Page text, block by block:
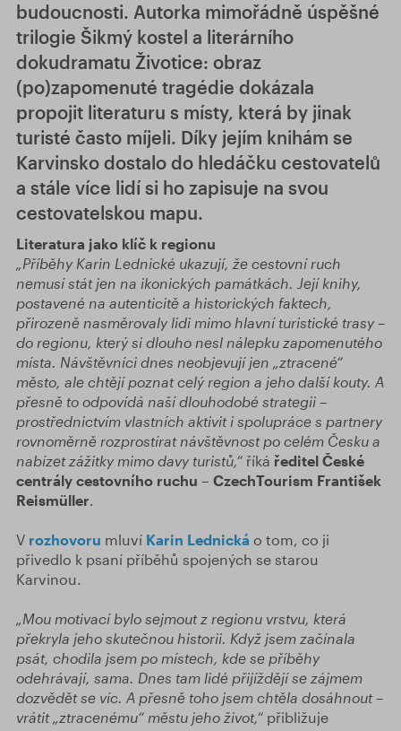
budoucnosti. Autorka mimořádně úspěšné
trilogie Šikmý kostel a literárního
dokudramatu Životice: obraz
(po)zapomenuté tragédie dokázala
propojit literaturu s místy, která by jinak
turisté často míjeli. Díky jejím knihám se
Karvinsko dostalo do hledáčku cestovatelů
a stále více lidí si ho zapisuje na svou
cestovatelskou mapu.
Literatura jako klíč k regionu
„Příběhy Karin Lednické ukazují, že cestovní ruch
nemusí stát jen na ikonických památkách. Její knihy,
postavené na autenticitě a historických faktech,
přirozeně nasměrovaly lidi mimo hlavní turistické trasy –
do regionu, který si dlouho nesl nálepku zapomenutého
místa. Návštěvníci dnes neobjevují jen „ztracené“
město, ale chtějí poznat celý region a jeho další kouty. A
přesně to odpovídá naší dlouhodobé strategii –
prostřednictvím vlastních aktivit i spolupráce s partnery
rovnoměrně rozprostírat návštěvnost po celém Česku a
nabízet zážitky mimo davy turistů,“ říká ředitel České
centrály cestovního ruchu – CzechTourism František
Reismüller.
V rozhovoru mluví Karin Lednická o tom, co ji
přivedlo k psaní příběhů spojených se starou
Karvinou.
„Mou motivací bylo sejmout z regionu vrstvu, která
překryla jeho skutečnou historii. Když jsem začínala
psát, chodila jsem po místech, kde se příběhy
odehrávají, sama. Dnes tam lidé přijíždějí se zájmem
dozvědět se víc. A přesně toho jsem chtěla dosáhnout –
vrátit „ztracenému“ městu jeho život,“ přibližuje